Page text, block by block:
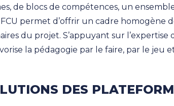
de blocs de compétences, un
FCU permet d’offrir un cadre homogène
du projet. S’appuyant sur
la pédagogie par le faire, par le jeu
DES